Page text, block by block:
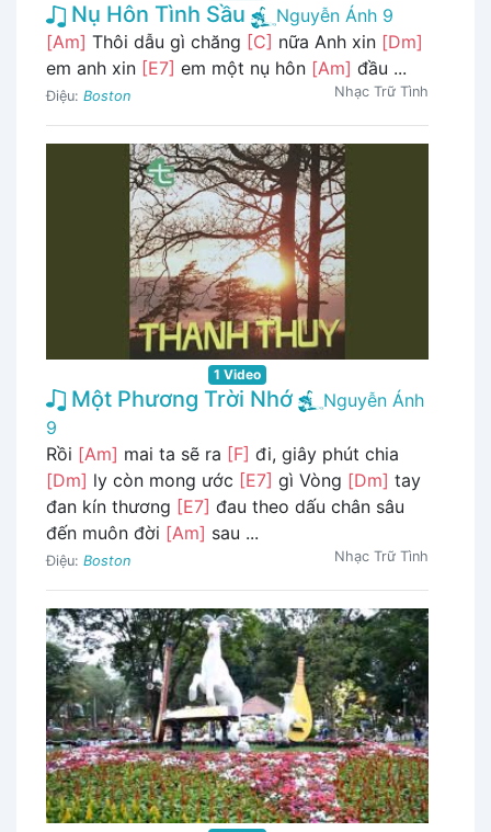
Nụ Hôn Tình Sầu
Nguyễn Ánh 9
[Am] Thôi dẫu gì chăng [C] nữa Anh xin [Dm]
em anh xin [E7] em một nụ hôn [Am] đầu ...
Điệu: Boston Nhạc Trữ Tình
1 Video
Một Phương Trời Nhớ
Nguyễn Ánh
9
Rồi [Am] mai ta sẽ ra [F] đi, giây phút chia
[Dm] ly còn mong ước [E7] gì Vòng [Dm] tay
đan kín thương [E7] đau theo dấu chân sâu
đến muôn đời [Am] sau ...
Điệu: Boston Nhạc Trữ Tình